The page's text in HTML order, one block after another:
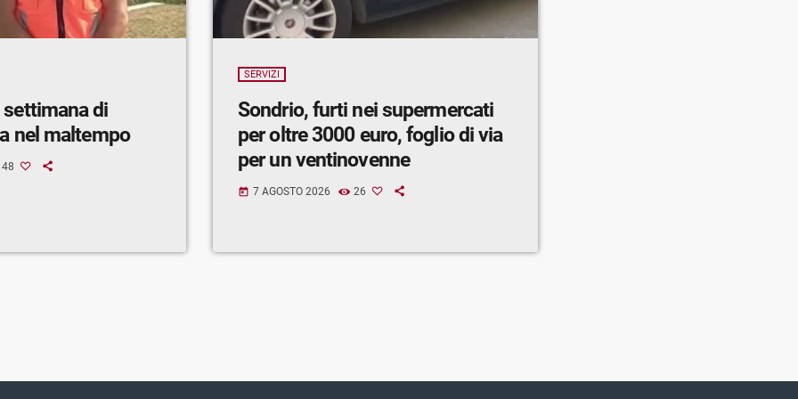
settimana di
nel maltempo
48
SERVIZI
Sondrio, furti nei supermercati
per oltre 3000 euro, foglio di via
per un ventinovenne
today 7 AGOSTO 2026 26